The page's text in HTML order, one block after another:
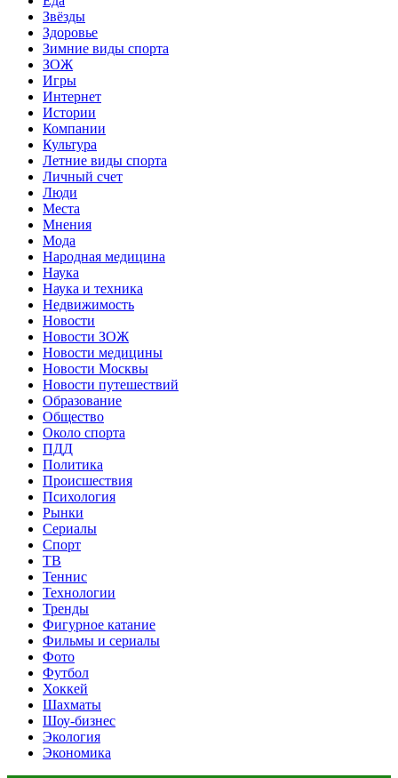
Звёзды
Здоровье
Зимние виды спорта
ЗОЖ
Игры
Интернет
Истории
Компании
Культура
Летние виды спорта
Личный счет
Люди
Места
Мнения
Мода
Народная медицина
Наука
Наука и техника
Недвижимость
Новости
Новости ЗОЖ
Новости медицины
Новости Москвы
Новости путешествий
Образование
Общество
Около спорта
ПДД
Политика
Происшествия
Психология
Рынки
Сериалы
Спорт
ТВ
Теннис
Технологии
Тренды
Фигурное катание
Фильмы и сериалы
Фото
Футбол
Хоккей
Шахматы
Шоу-бизнес
Экология
Экономика